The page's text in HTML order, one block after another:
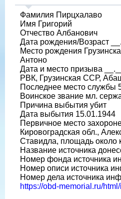
Фамилия Пирцхалаво
Имя Григорий
Отчество Албанович
Дата рождения/Возраст
Место рождения
Антоно
Дата и место призыва
РВК, Грузинская ССР,
Последнее место службы
Воинское звание мл.
Причина выбытия убит
Дата выбытия 15.01.1944
Первичное место
Кировоградская обл.,
Ставидла, площадь около
Название источника
Номер фонда источника
Номер описи источника
Номер дела источника
https://obd-memorial.ru/